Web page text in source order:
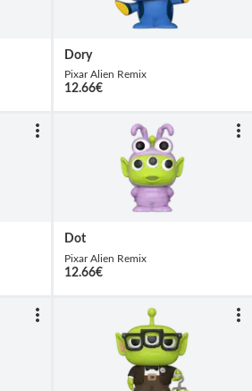
Dory
Pixar Alien Remix
12.66€
Dot
Pixar Alien Remix
12.66€